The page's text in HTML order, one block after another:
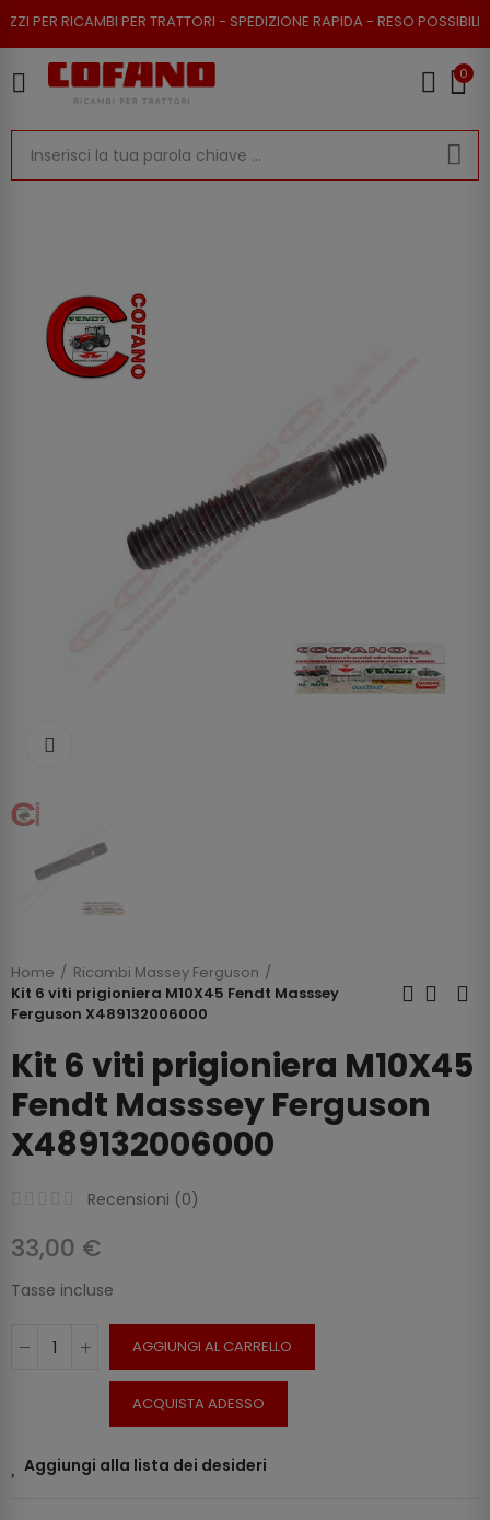
RICAMBI PER TRATTORI - SPEDIZIONE RAPIDA - RESO POSSIBILE
0
Home
Ricambi Massey Ferguson
Kit 6 viti prigioniera M10X45 Fendt Masssey
Ferguson X489132006000
Kit 6 viti prigioniera M10X45
Fendt Masssey Ferguson
X489132006000
Recensioni (0)
33,00 €
Tasse incluse
AGGIUNGI AL CARRELLO
ACQUISTA ADESSO
Aggiungi alla lista dei desideri